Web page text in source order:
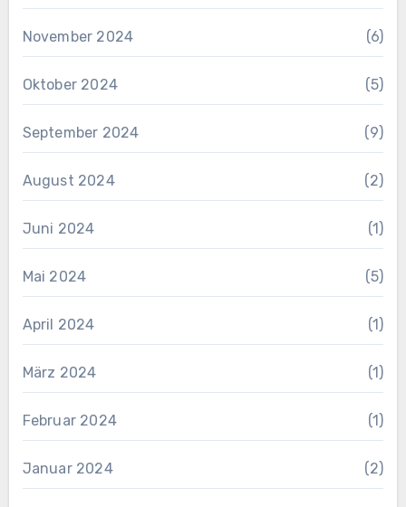
November 2024 (6)
Oktober 2024 (5)
September 2024 (9)
August 2024 (2)
Juni 2024 (1)
Mai 2024 (5)
April 2024 (1)
März 2024 (1)
Februar 2024 (1)
Januar 2024 (2)